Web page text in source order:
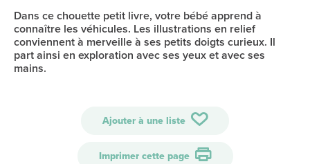
Dans ce chouette petit livre, votre bébé apprend à
connaître les véhicules. Les illustrations en relief
conviennent à merveille à ses petits doigts curieux. Il
part ainsi en exploration avec ses yeux et avec ses
mains.
Ajouter à une liste
Imprimer cette page